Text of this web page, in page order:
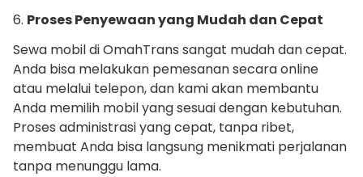
6. Proses Penyewaan yang Mudah dan Cepat
Sewa mobil di OmahTrans sangat mudah dan cepat.
Anda bisa melakukan pemesanan secara online
atau melalui telepon, dan kami akan membantu
Anda memilih mobil yang sesuai dengan kebutuhan.
Proses administrasi yang cepat, tanpa ribet,
membuat Anda bisa langsung menikmati perjalanan
tanpa menunggu lama.